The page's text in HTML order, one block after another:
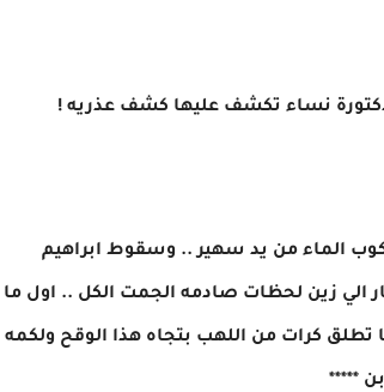
دكتورة نساء تكشف عليها كشف عذريه !
الماء من يد سهير .. وسقوط ابراهيم
الي زين لحظات صادمه الجمت الكل .. اول ما
تطلق كرات من اللهب بتجاه هذا الوقح ولكمه
*****